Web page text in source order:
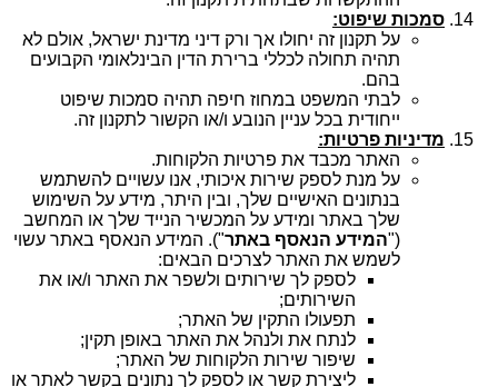
סמכות שיפוט:
על תקנון זה יחולו אך ורק דיני מדינת ישראל, אולם לא
תהיה תחולה לכללי ברירת הדין הבינלאומי הקבועים
בהם.
לבתי המשפט במחוז חיפה תהיה סמכות שיפוט
ייחודית בכל עניין הנובע ו/או הקשור לתקנון זה.
מדיניות פרטיות:
האתר מכבד את פרטיות הלקוחות.
על מנת לספק שירות איכותי, אנו עשויים להשתמש
בנתונים האישיים שלך, ובין היתר, מידע על השימוש
שלך באתר ומידע על המכשיר הנייד שלך או המחשב
("המידע הנאסף באתר"). המידע הנאסף באתר עשוי
לשמש את האתר לצרכים הבאים:
לספק לך שירותים ולשפר את האתר ו/או את
השירותים;
תפעולו התקין של האתר;
לנתח את ולנהל את האתר באופן תקין;
שיפור שירות הלקוחות של האתר;
ליצירת קשר או לספק לך נתונים בקשר לאתר או